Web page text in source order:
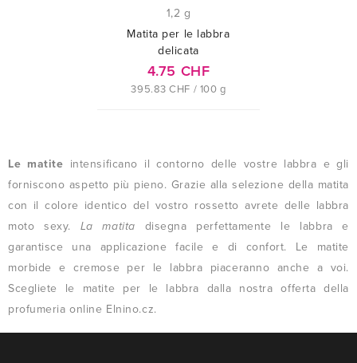
1,2 g
Matita per le labbra
delicata
4.75 CHF
395.83 CHF / 100 g
Le matite intensificano il contorno delle vostre labbra e gli
forniscono aspetto più pieno. Grazie alla selezione della matita
con il colore identico del vostro rossetto avrete delle labbra
moto sexy. La matita disegna perfettamente le labbra e
garantisce una applicazione facile e di confort. Le matite
morbide e cremose per le labbra piaceranno anche a voi.
Scegliete le matite per le labbra dalla nostra offerta della
profumeria online Elnino.cz.